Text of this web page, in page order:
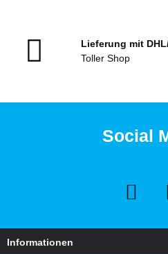
Lieferung mit
Toller Shop
Social
Informationen